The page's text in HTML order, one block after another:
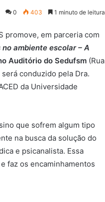
0 403 1 minuto de leitura
promove, em parceria com
ambiente escolar – A
Auditório do Sedufsm (Rua
conduzido pela Dra.
da Universidade
que sofrem algum tipo
na busca da solução do
e psicanalista. Essa
faz os encaminhamentos